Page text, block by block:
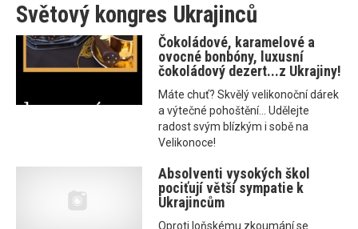
Světový kongres Ukrajinců
Čokoládové, karamelové a
ovocné bonbóny, luxusní
čokoládový dezert...z Ukrajiny!
Máte chuť? Skvělý velikonoční dárek
a výtečné pohoštění... Udělejte
radost svým blízkým i sobě na
Velikonoce!
Absolventi vysokých škol
pociťují větší sympatie k
Ukrajincům
Oproti loňskému zkoumání se